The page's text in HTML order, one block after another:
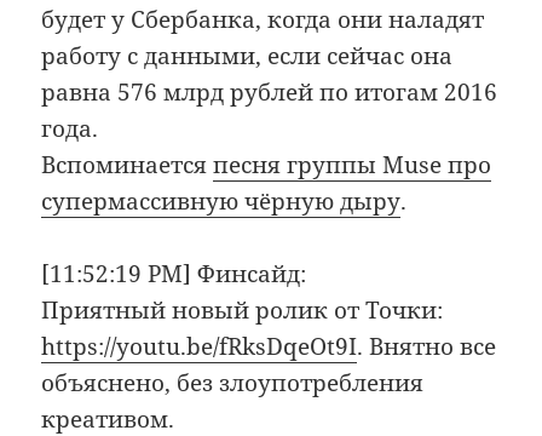
будет у Сбербанка, когда они наладят
работу с данными, если сейчас она
равна 576 млрд рублей по итогам 2016
года.
Вспоминаетсяпесня группы Muse про
супермассивную чёрную дыру.
[11:52:19 PM] Финсайд:
Приятный новый ролик от Точки:
https://youtu.be/fRksDqeOt9I. Внятно все
объяснено, без злоупотребления
креативом.